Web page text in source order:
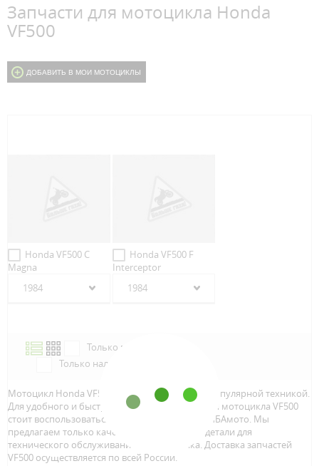
Запчасти для мотоцикла Honda
VF500
ДОБАВИТЬ В МОИ МОТОЦИКЛЫ
Honda VF500 C
Magna
1984
Honda VF500 F
Interceptor
1984
Только в наличии
Только наличие м.Аэропорт
Мотоцикл Honda VF500 является достаточно популярной техникой.
Для удобного и быстрого поиска запчастей для мотоцикла VF500
стоит воспользоваться онлайн каталогом от ЛБАмото. Мы
предлагаем только качественный тюнинг и детали для
технического обслуживание вашего байка. Доставка запчастей
VF500 осуществляется по всей Росcии.